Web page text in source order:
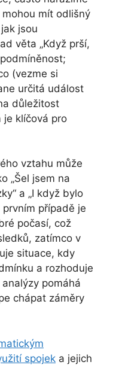
mít odlišný
jsou
věta „Když prší,
(vezme si
určitá událost
důležitost
je klíčová pro
vztahu může
„Šel jsem na
a „I když bylo
prvním případě je
počasí, což
zatímco v
situace, kdy
a rozhoduje
pomáhá
chápat záměry
spojek a jejich